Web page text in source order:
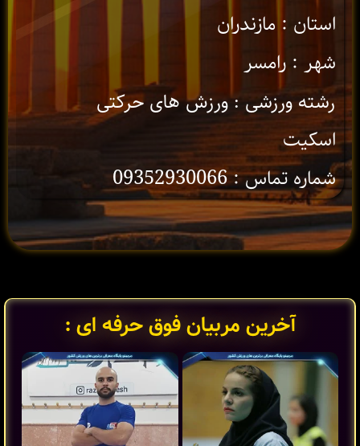
استان : مازندران
شهر : رامسر
رشته ورزشی : ورزش های حرکتی
اسکیت
شماره تماس : 09352930066
آخرین مربیان فوق حرفه ای :